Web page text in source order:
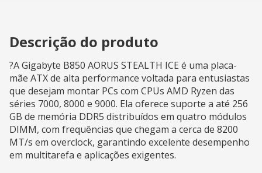
Descrição do produto
?A Gigabyte B850 AORUS STEALTH ICE é uma placa-
mãe ATX de alta performance voltada para entusiastas
que desejam montar PCs com CPUs AMD Ryzen das
séries 7000, 8000 e 9000. Ela oferece suporte a até 256
GB de memória DDR5 distribuídos em quatro módulos
DIMM, com frequências que chegam a cerca de 8200
MT/s em overclock, garantindo excelente desempenho
em multitarefa e aplicações exigentes.